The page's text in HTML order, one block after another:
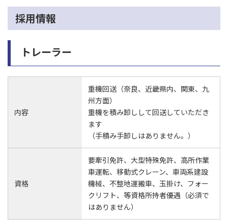
採用情報
トレーラー
内容
重機回送（奈良、近畿県内、関東、九
州方面）
重機を積み卸しして回送していただき
ます
（手積み手卸しはありません。）
資格
要牽引免許、大型特殊免許、高所作業
車運転、移動式クレーン、車両系建設
機械、不整地運搬車、玉掛け、フォー
クリフト、等資格所持者優遇（必須で
はありません）